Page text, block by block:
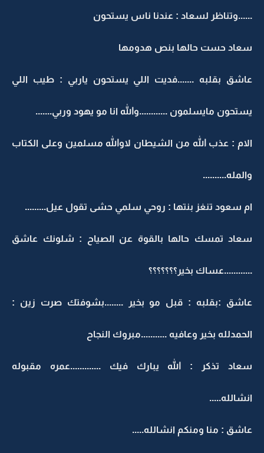
......وتناظر لسعاد : عندنا ناس يستحون
سعاد حست حالها بنص هدومها
عاشق بقلبه .......فديت اللي يستحون ياربي : طيب اللي
يستحون مايسلمون ............والله انا مو يهود وربي.......
الام : عذب الله من الشيطان لاوالله مسلمين وعلى الكتاب
والمله..........
ام سعود تنغز بنتها : روحي سلمي حشى تقول عيل.........
سعاد تمسك حالها بالقوة عن الصياح : شلونك عاشق
............عساك بخير؟؟؟؟؟؟؟
عاشق :بقلبه : قبل مو بخير ........بشوفتك صرت زين :
الحمدلله بخير وعافيه ...........مبروك النجاح
سعاد تذكر : الله يبارك فيك .............عمره مقبوله
انشالله.....
عاشق : منا ومنكم انشالله.....